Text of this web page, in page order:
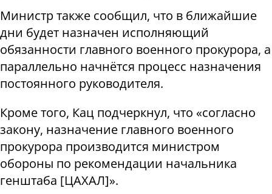
Министр также сообщил, что в ближайшие
дни будет назначен исполняющий
обязанности главного военного прокурора, а
параллельно начнётся процесс назначения
постоянного руководителя.
Кроме того, Кац подчеркнул, что «согласно
закону, назначение главного военного
прокурора производится министром
обороны по рекомендации начальника
генштаба [ЦАХАЛ]».